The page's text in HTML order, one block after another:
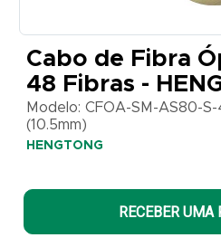
CFOA-
SM-
AS80-S-
48FO
NR -
4KM
(10.5mm)
HENGTONG
Cabo de Fibra
48 Fibras -
Modelo: CFOA-SM-AS80-
(10.5mm)
HENGTONG
RECEBER UMA